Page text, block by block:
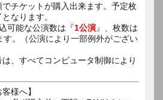
でチケットが購入出来ます。予定枚
なります。
可能な公演数は『1公演』、枚数は
す。（公演により一部例外がござい
は、すべてコンピュータ制御により
様へ】